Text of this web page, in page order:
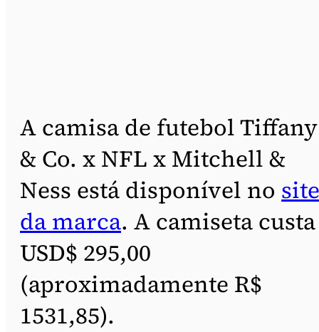
A camisa de futebol Tiffany
& Co. x NFL x Mitchell &
Ness está disponível no site
da marca. A camiseta custa
USD$ 295,00
(aproximadamente R$
1531,85).